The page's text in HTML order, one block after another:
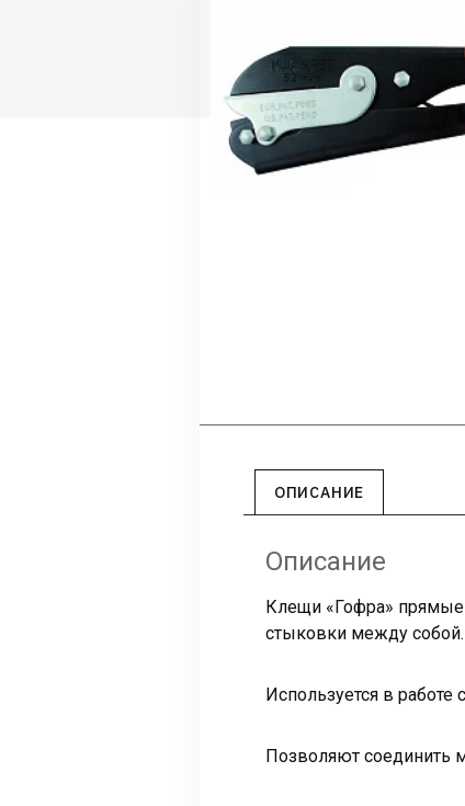
ОПИСАНИЕ
Описание
Клещи «Гофра»
стыковки между собой.
Используется в работе
Позволяют соединить